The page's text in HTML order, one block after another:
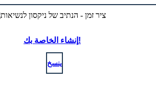
إنشاء الخاصة بك!
ينسخ